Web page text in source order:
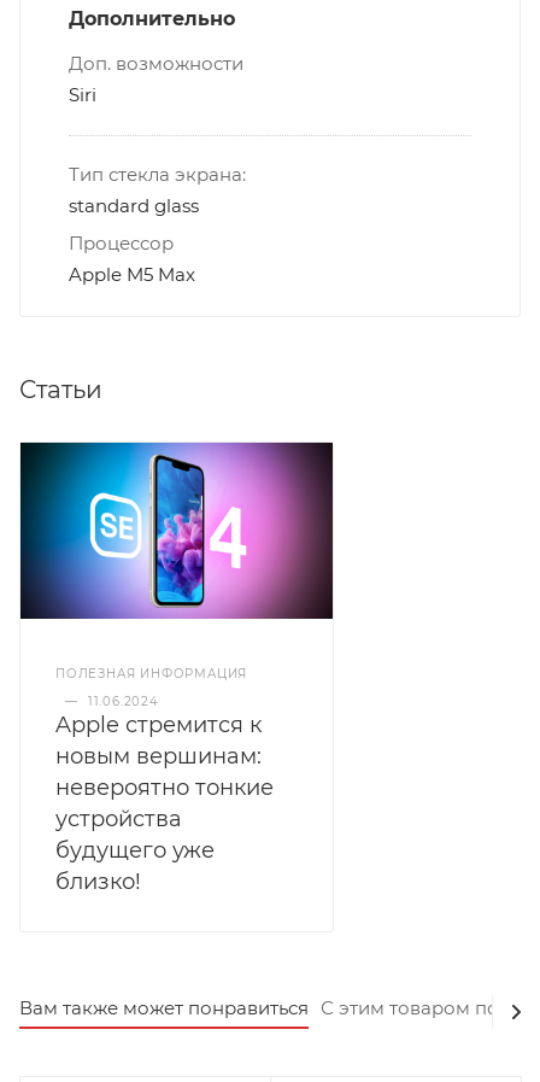
Дополнительно
Доп. возможности
Siri
Тип стекла экрана:
standard glass
Процессор
Apple M5 Max
Статьи
ПОЛЕЗНАЯ ИНФОРМАЦИЯ
—
11.06.2024
Apple стремится к
новым вершинам:
невероятно тонкие
устройства
будущего уже
близко!
Вам также может понравиться С этим товаром